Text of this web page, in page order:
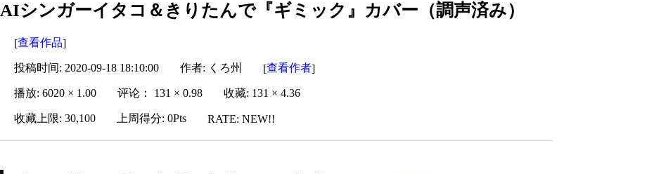
AIシンガーイタコ＆きりたんで『ギミック』カバー（調声済み）
[查看作品]
投稿时间: 2020-09-18 18:10:00 作者: くろ州 [查看作者]
播放: 6020 × 1.00 评论： 131 × 0.98 收藏: 131 × 4.36
收藏上限: 30,100 上周得分: 0Pts RATE: NEW!!